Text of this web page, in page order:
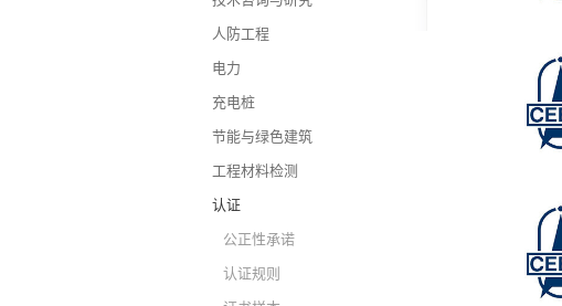
人防工程
电力
充电桩
节能与绿色建筑
工程材料检测
认证
公正性承诺
认证规则